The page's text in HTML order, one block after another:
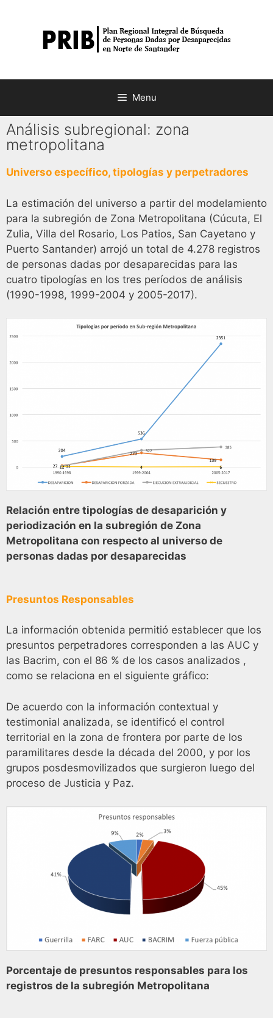
Menu
Análisis subregional: zona
metropolitana
Universo específico, tipologías y perpetradores
La estimación del universo a partir del modelamiento
para la subregión de Zona Metropolitana (Cúcuta, El
Zulia, Villa del Rosario, Los Patios, San Cayetano y
Puerto Santander) arrojó un total de 4.278 registros
de personas dadas por desaparecidas para las
cuatro tipologías en los tres períodos de análisis
(1990-1998, 1999-2004 y 2005-2017).
Relación entre tipologías de desaparición y
periodización en la subregión de Zona
Metropolitana con respecto al universo de
personas dadas por desaparecidas
Presuntos Responsables
La información obtenida permitió establecer que los
presuntos perpetradores corresponden a las AUC y
las Bacrim, con el 86 % de los casos analizados ,
como se relaciona en el siguiente gráfico:
De acuerdo con la información contextual y
testimonial analizada, se identificó el control
territorial en la zona de frontera por parte de los
paramilitares desde la década del 2000, y por los
grupos posdesmovilizados que surgieron luego del
proceso de Justicia y Paz.
Porcentaje de presuntos responsables para los
registros de la subregión Metropolitana